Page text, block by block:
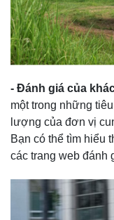
- Đánh giá của
một trong những
lượng của đơn vị
Bạn có thể tìm hiểu
các trang web đánh